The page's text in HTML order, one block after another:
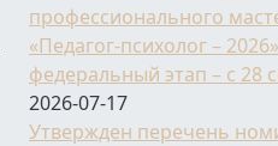
профессионального
«Педагог-психолог –
федеральный этап – с 28
2026-07-17
Утвержден перечень